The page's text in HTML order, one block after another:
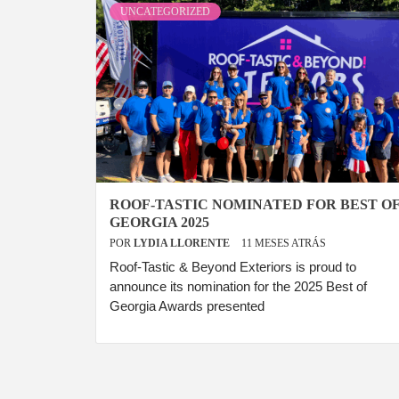
UNCATEGORIZED
ROOF-TASTIC NOMINATED FOR BEST OF
GEORGIA 2025
POR LYDIA LLORENTE 11 MESES ATRÁS
Roof-Tastic & Beyond Exteriors is proud to
announce its nomination for the 2025 Best of
Georgia Awards presented